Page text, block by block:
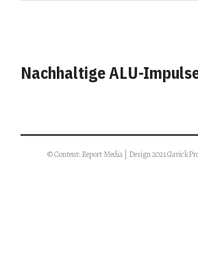
Nachhaltige ALU-
© Content: Report Media | Design 2021